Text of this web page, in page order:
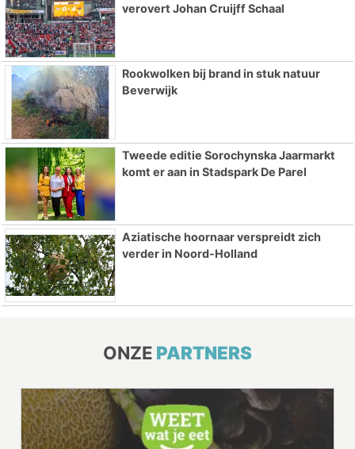
verovert Johan Cruijff Schaal
Rookwolken bij brand in stuk natuur
Beverwijk
Tweede editie Sorochynska Jaarmarkt
komt er aan in Stadspark De Parel
Aziatische hoornaar verspreidt zich
verder in Noord-Holland
ONZE PARTNERS